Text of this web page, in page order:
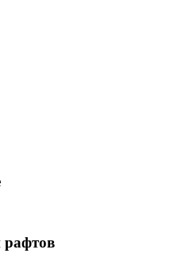
рафтов